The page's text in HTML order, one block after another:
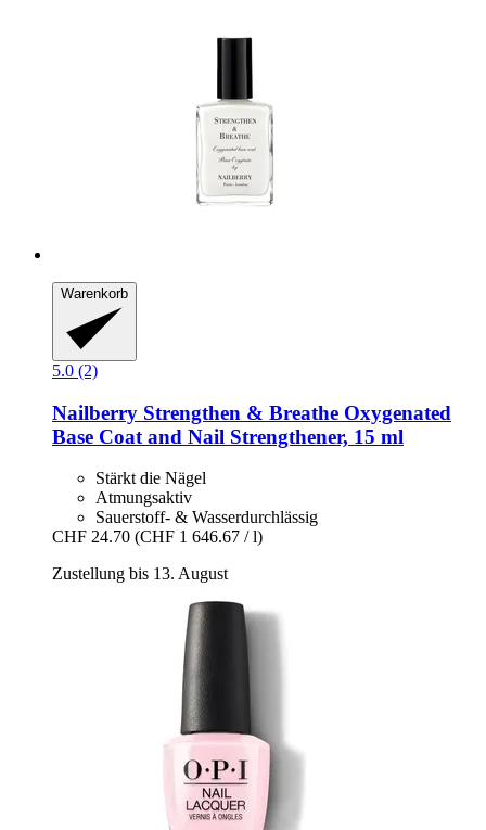
Warenkorb
5.0 (2)
Nailberry Strengthen & Breathe Oxygenated
Base Coat and Nail Strengthener, 15 ml
Stärkt die Nägel
Atmungsaktiv
Sauerstoff- & Wasserdurchlässig
CHF 24.70 (CHF 1 646.67 / l)
Zustellung bis 13. August